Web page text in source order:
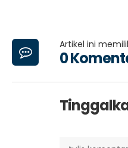
Artikel ini
0